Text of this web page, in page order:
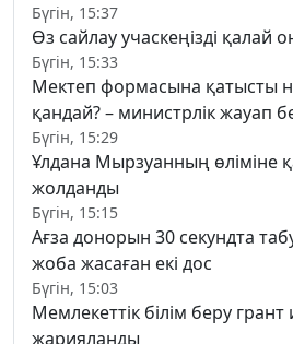
Бүгін, 15:37
Өз сайлау учаскеңізді қалай
Бүгін, 15:33
Мектеп формасына қатысты
қандай? – министрлік жауап
Бүгін, 15:29
Ұлдана Мырзуанның өліміне
жолданды
Бүгін, 15:15
Ағза донорын 30 секундта
жоба жасаған екі дос
Бүгін, 15:03
Мемлекеттік білім беру грант
жарияланды